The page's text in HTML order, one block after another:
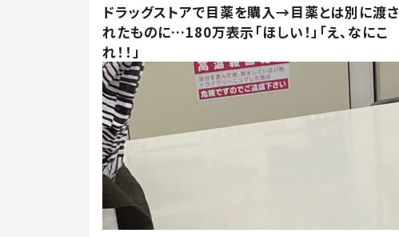
ドラッグストアで目薬を購入→目薬とは別に渡さ
れたものに…180万表示「ほしい！」「え、なにこ
れ！！」